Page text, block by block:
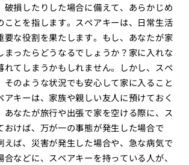
破損したりした場合に備えて、あらかじめ
ことを指します。スペアキーは、日常生活
要な役割を果たします。もし、あなたが家
まったらどうなるでしょうか？家に入れな
れてしまうかもしれません。しかし、スペ
そのような状況でも安心して家に入ること
アキーは、家族や親しい友人に預けておく
あなたが旅行や出張で家を空ける際に、ス
おけば、万が一の事態が発生した場合で
えば、災害が発生した場合や、急な病気で
などに、スペアキーを持っている人が、